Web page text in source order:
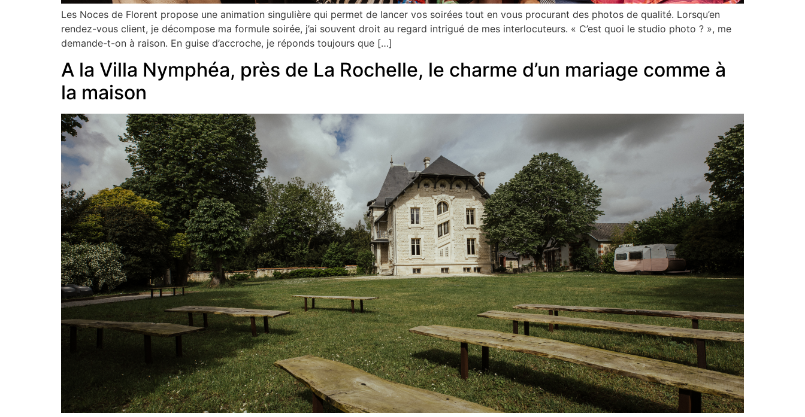
Les Noces de Florent propose une animation singulière qui permet de lancer vos soirées tout en vous procurant des photos de qualité. Lorsqu’en
rendez-vous client, je décompose ma formule soirée, j’ai souvent droit au regard intrigué de mes interlocuteurs. « C’est quoi le studio photo ? », me
demande-t-on à raison. En guise d’accroche, je réponds toujours que […]
A la Villa Nymphéa, près de La Rochelle, le charme d’un mariage comme à
la maison